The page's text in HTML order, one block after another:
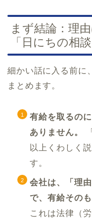
まず結論：理
「日にちの相
細かい話に入る前に
まとめます。
有給を取るの
ありません。
以上くわしく
す。
会社は、「理
で、有給その
これは法律（